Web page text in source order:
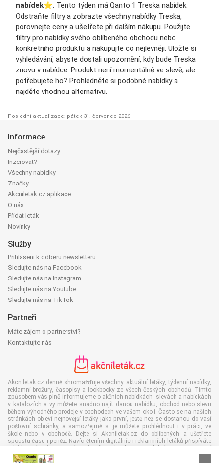
nabídek⭐️. Tento týden má Qanto 1 Treska nabídek.
Odstraňte filtry a zobrazte všechny nabídky Treska,
porovnejte ceny a ušetřete při dalším nákupu. Použijte
filtry pro nabídky svého oblíbeného obchodu nebo
konkrétního produktu a nakupujte co nejlevněji. Uložte si
vyhledávání, abyste dostali upozornění, kdy bude Treska
znovu v nabídce. Produkt není momentálně ve slevě, ale
potřebujete ho? Prohlédněte si podobné nabídky a
najděte vhodnou alternativu.
Poslední aktualizace: pátek 31. července 2026
Informace
Nejčastější dotazy
Inzerovat?
Všechny nabídky
Značky
Akcniletak.cz aplikace
O nás
Přidat leták
Novinky
Služby
Přihlášení k odběru newsletteru
Sledujte nás na Facebook
Sledujte nás na Instagram
Sledujte nás na Youtube
Sledujte nás na TikTok
Partneři
Máte zájem o partnerství?
Kontaktujte nás
Akcniletak.cz denně shromažďuje všechny aktuální letáky, týdenní nabídky,
reklamní brožury, časopisy a lookbooky ze všech českých obchodů. Tímto
způsobem vás plně informujeme o akčních nabídkách, slevách a nabídkách
v katalozích a vy můžete snadno najít danou nabídku, obchod nebo slevu
během výhodného prodeje v obchodech ve vašem okolí. Často se na našich
stránkách objeví nejnovější letáky jako první, ještě než se dostanou do vaší
poštovní schránky, a samozřejmě si je můžete prohlédnout i v práci, ve
škole nebo v obchodě. Dejte si Akcniletak.cz do oblíbených a ušetřete
spoustu času i peněz. Navíc čtením digitálních reklamních letáků přispíváte
také ke snížení množství papírového odpadu, což je dobré pro naše životní
prostředí.